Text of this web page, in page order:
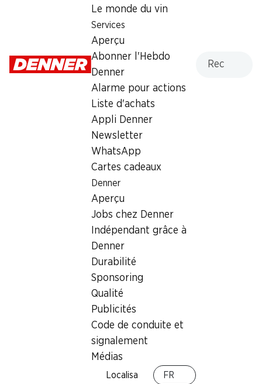
Le monde du vin
Services
Aperçu
Abonner l'Hebdo
Denner
Alarme pour actions
Liste d'achats
Appli Denner
Newsletter
WhatsApp
Cartes cadeaux
Denner
Aperçu
Jobs chez Denner
Indépendant grâce à
Denner
Durabilité
Sponsoring
Qualité
Publicités
Code de conduite et
signalement
Médias
Localisa
FR
Vendredi
Retrait d'espèces avec la carte
postale / M-Card